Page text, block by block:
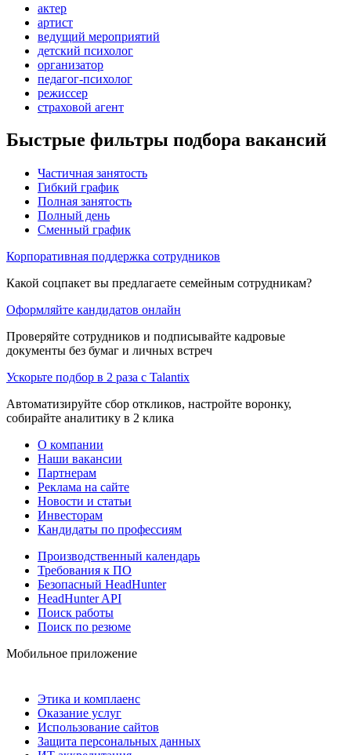
актер
артист
ведущий мероприятий
детский психолог
организатор
педагог-психолог
режиссер
страховой агент
Быстрые фильтры подбора вакансий
Частичная занятость
Гибкий график
Полная занятость
Полный день
Сменный график
Корпоративная поддержка сотрудников
Какой соцпакет вы предлагаете семейным сотрудникам?
Оформляйте кандидатов онлайн
Проверяйте сотрудников и подписывайте кадровые
документы без бумаг и личных встреч
Ускорьте подбор в 2 раза с Talantix
Автоматизируйте сбор откликов, настройте воронку,
собирайте аналитику в 2 клика
О компании
Наши вакансии
Партнерам
Реклама на сайте
Новости и статьи
Инвесторам
Кандидаты по профессиям
Производственный календарь
Требования к ПО
Безопасный HeadHunter
HeadHunter API
Поиск работы
Поиск по резюме
Мобильное приложение
Этика и комплаенс
Оказание услуг
Использование сайтов
Защита персональных данных